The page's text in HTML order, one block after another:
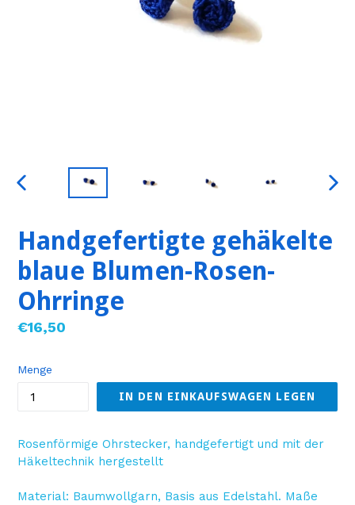
VORHERIGER
Handgefertigte gehäkelte
blaue Blumen-Rosen-
Ohrringe
Normaler
€16,50
Menge
IN DEN EINKAUFSWAGEN LEGEN
Rosenförmige Ohrstecker, handgefertigt und mit der
Häkeltechnik hergestellt
Material: Baumwollgarn, Basis aus Edelstahl. Maße